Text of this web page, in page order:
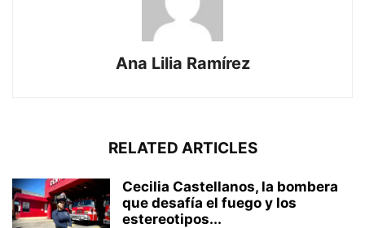
Ana Lilia Ramírez
RELATED ARTICLES
Cecilia Castellanos, la bombera
que desafía el fuego y los
estereotipos...